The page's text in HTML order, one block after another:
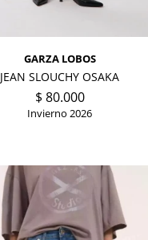
GARZA LOBOS
JEAN SLOUCHY OSAKA
$ 80.000
Invierno 2026